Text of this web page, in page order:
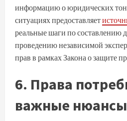
информацию о юридических
ситуациях предоставляет
реальные шаги по составлению
проведению независимой
прав в рамках Закона о защите
6. Права
важные нюансы